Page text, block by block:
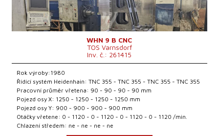
WHN 9 B CNC
TOS Varnsdorf
Inv. č.: 261415
Rok výroby:1980
Řídící systém Heidenhain: TNC 355 - TNC 355 - TNC 355 - TNC 355
Pracovní průměr vřetena: 90 - 90 - 90 - 90 mm
Pojezd osy X: 1250 - 1250 - 1250 - 1250 mm
Pojezd osy Y: 900 - 900 - 900 - 900 mm
Otáčky vřetene: 0 - 1120 - 0 - 1120 - 0 - 1120 - 0 - 1120 /min.
Chlazení středem: ne - ne - ne - ne